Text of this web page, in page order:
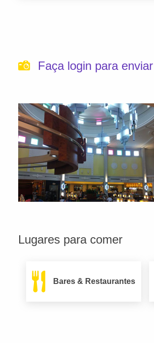
Faça login para
Lugares para comer
Bares & Restaurantes